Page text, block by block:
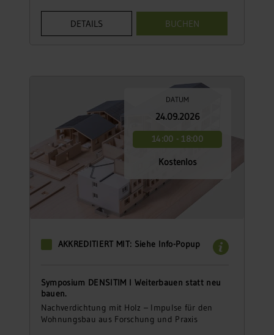
DETAILS BUCHEN
DATUM
24.09.2026
14:00 - 18:00
Kostenlos
AKKREDITIERT MIT: Siehe Info-Popup
Symposium DENSITIM I Weiterbauen statt neu
bauen.
Nachverdichtung mit Holz – Impulse für den
Wohnungsbau aus Forschung und Praxis